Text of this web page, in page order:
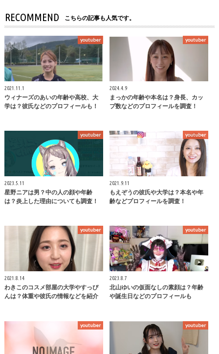
RECOMMEND こちらの記事も人気です。
youtuber
2021.11.1
ウィナーズのあいの年齢や高校、大
学は？彼氏などのプロフィールも！
youtuber
2024.4.9
まっかの年齢や本名は？身長、カッ
プ数などのプロフィールを調査！
youtuber
2023.5.11
星野ニアは男？中の人の顔や年齢
は？炎上した理由についても調査！
youtuber
2021.9.11
もえぞうの彼氏や大学は？本名や年
齢などプロフィールを調査！
youtuber
2021.8.14
わきこのコスメ部屋の大学やすっぴ
んは？体重や彼氏の情報などを紹介
youtuber
2023.8.7
北山ゆいの仮面なしの素顔は？年齢
や誕生日などのプロフィールも
youtuber youtuber